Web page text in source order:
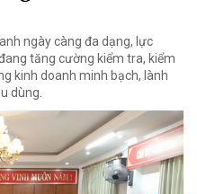
ngày càng đa dạng, lực
tăng cường kiểm tra, kiểm
kinh doanh minh bạch, lành
dùng.